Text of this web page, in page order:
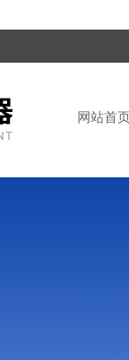
网站首